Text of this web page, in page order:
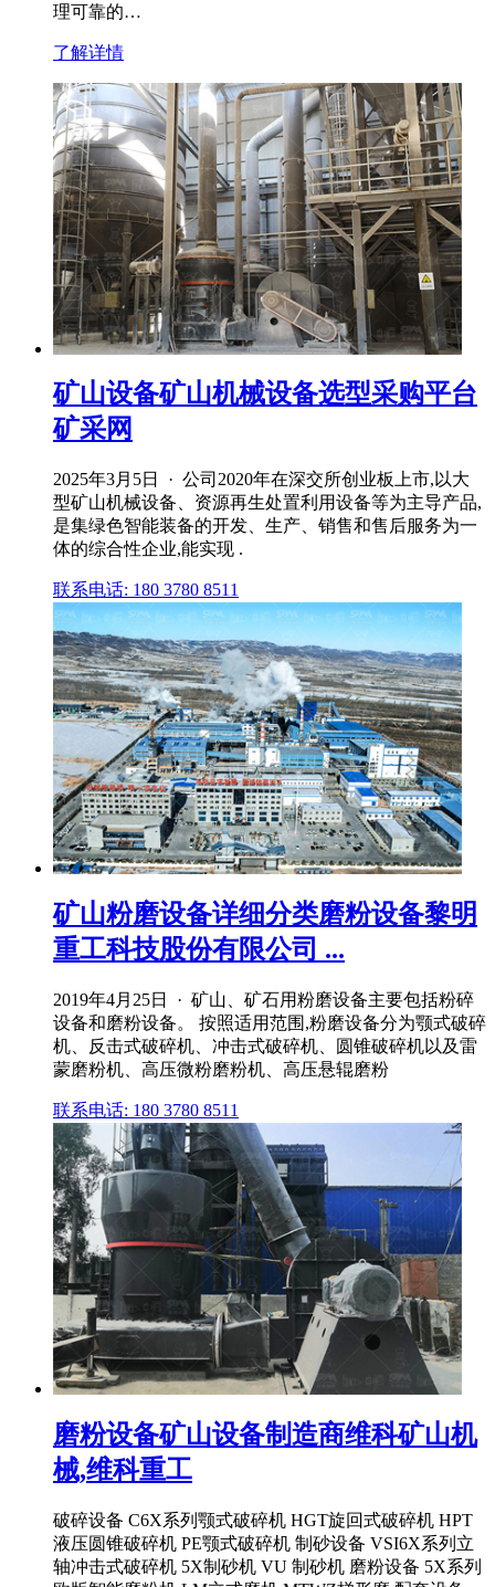
理可靠的…
了解详情
矿山设备矿山机械设备选型采购平台
矿采网
2025年3月5日 · 公司2020年在深交所创业板上市,以大
型矿山机械设备、资源再生处置利用设备等为主导产品,
是集绿色智能装备的开发、生产、销售和售后服务为一
体的综合性企业,能实现 .
联系电话: 180 3780 8511
矿山粉磨设备详细分类磨粉设备黎明
重工科技股份有限公司 ...
2019年4月25日 · 矿山、矿石用粉磨设备主要包括粉碎
设备和磨粉设备。 按照适用范围,粉磨设备分为颚式破碎
机、反击式破碎机、冲击式破碎机、圆锥破碎机以及雷
蒙磨粉机、高压微粉磨粉机、高压悬辊磨粉
联系电话: 180 3780 8511
磨粉设备矿山设备制造商维科矿山机
械,维科重工
破碎设备 C6X系列颚式破碎机 HGT旋回式破碎机 HPT
液压圆锥破碎机 PE颚式破碎机 制砂设备 VSI6X系列立
轴冲击式破碎机 5X制砂机 VU 制砂机 磨粉设备 5X系列